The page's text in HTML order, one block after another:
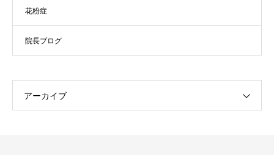
花粉症
院長ブログ
アーカイブ